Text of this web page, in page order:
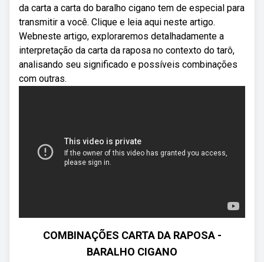
da carta a carta do baralho cigano tem de especial para
transmitir a você. Clique e leia aqui neste artigo.
Webneste artigo, exploraremos detalhadamente a
interpretação da carta da raposa no contexto do tarô,
analisando seu significado e possíveis combinações
com outras.
COMBINAÇÕES CARTA DA RAPOSA -
BARALHO CIGANO